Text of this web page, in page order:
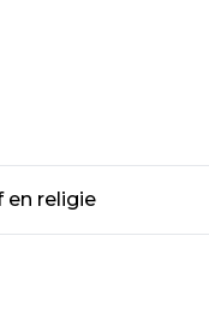
en religie